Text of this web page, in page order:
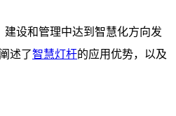
设和管理中达到智慧化方向发
述了智慧灯杆的应用优势，以及